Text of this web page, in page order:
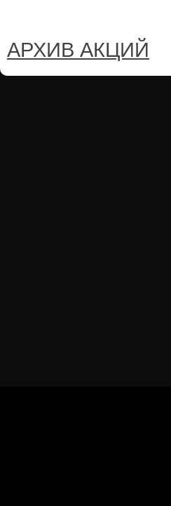
АРХИВ АКЦИЙ